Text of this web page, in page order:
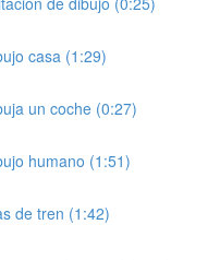
casa (1:29)
un coche (0:27)
humano (1:51)
de tren (1:42)